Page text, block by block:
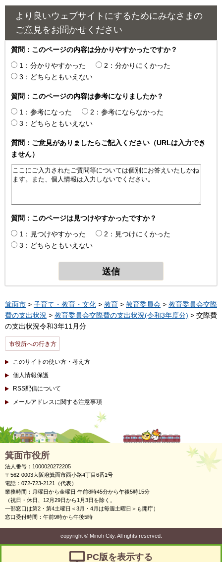
より良いウェブサイトにするためにみなさまの
ご意見をお聞かせください
質問：このページの内容は分かりやすかったですか？
1：分かりやすかった
2：分かりにくかった
3：どちらともいえない
質問：このページの内容は参考になりましたか？
1：参考になった
2：参考にならなかった
3：どちらともいえない
質問：ご意見がありましたらご記入ください（URLは入力でき
ません）
質問：このページは見つけやすかったですか？
1：見つけやすかった
2：見つけにくかった
3：どちらともいえない
箕面市 > 子育て・教育・文化 > 教育 > 教育委員会 > 教育委員会交際
費の支出状況 > 教育委員会交際費の支出状況(令和3年度分) > 交際費
の支出状況令和3年11月分
市役所への行き方
このサイトの使い方・考え方
個人情報保護
RSS配信について
メールアドレスに関する注意事項
箕面市役所
法人番号：1000020272205
〒562-0003大阪府箕面市西小路4丁目6番1号
電話：072-723-2121（代表）
業務時間：月曜日から金曜日 午前8時45分から午後5時15分
（祝日・休日、12月29日から1月3日を除く。
一部窓口は第2・第4土曜日＜3月・4月は毎週土曜日＞も開庁）
窓口受付時間：午前9時から午後5時
copyright ©Minoh City. All rights reserved.
PC版を表示する